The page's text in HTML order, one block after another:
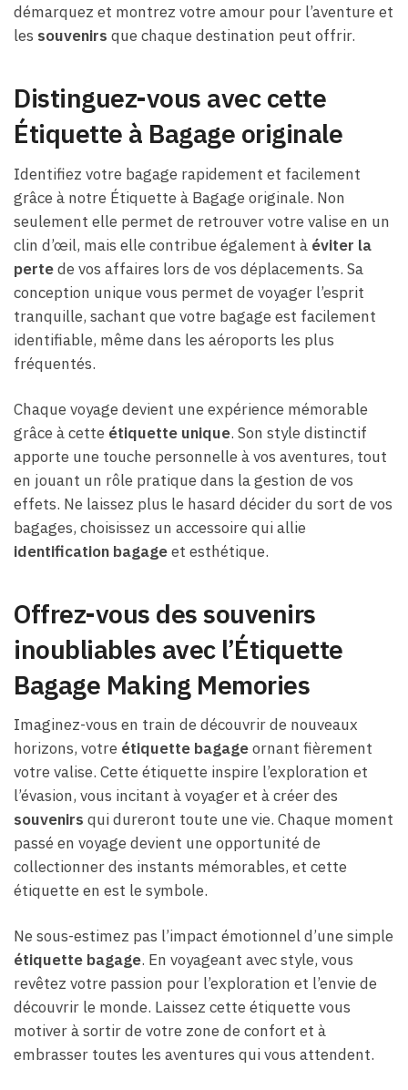
démarquez et montrez votre amour pour l’aventure et
les souvenirs que chaque destination peut offrir.
Distinguez-vous avec cette
Étiquette à Bagage originale
Identifiez votre bagage rapidement et facilement
grâce à notre Étiquette à Bagage originale. Non
seulement elle permet de retrouver votre valise en un
clin d’œil, mais elle contribue également à éviter la
pertede vos affaires lors de vos déplacements. Sa
conception unique vous permet de voyager l’esprit
tranquille, sachant que votre bagage est facilement
identifiable, même dans les aéroports les plus
fréquentés.
Chaque voyage devient une expérience mémorable
grâce à cette étiquette unique. Son style distinctif
apporte une touche personnelle à vos aventures, tout
en jouant un rôle pratique dans la gestion de vos
effets. Ne laissez plus le hasard décider du sort de vos
bagages, choisissez un accessoire qui allie
identification bagageet esthétique.
Offrez-vous des souvenirs
inoubliables avec l’Étiquette
Bagage Making Memories
Imaginez-vous en train de découvrir de nouveaux
horizons, votre étiquette bagageornant fièrement
votre valise. Cette étiquette inspire l’exploration et
l’évasion, vous incitant à voyager et à créer des
souvenirs qui dureront toute une vie. Chaque moment
passé en voyage devient une opportunité de
collectionner des instants mémorables, et cette
étiquette en est le symbole.
Ne sous-estimez pas l’impact émotionnel d’une simple
étiquette bagage. En voyageant avec style, vous
revêtez votre passion pour l’exploration et l’envie de
découvrir le monde. Laissez cette étiquette vous
motiver à sortir de votre zone de confort et à
embrasser toutes les aventures qui vous attendent.